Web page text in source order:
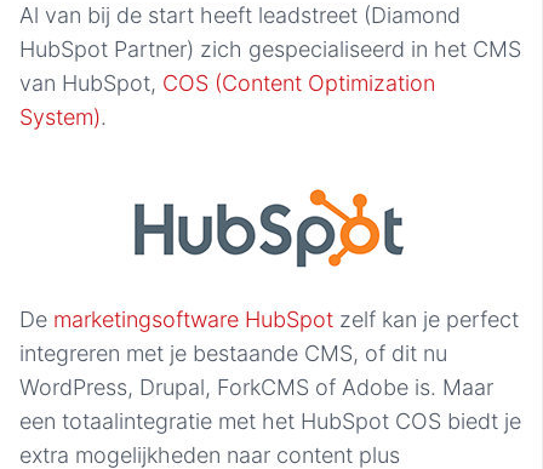
Al van bij de start heeft leadstreet (Diamond
HubSpot Partner) zich gespecialiseerd in het CMS
van HubSpot, COS (Content Optimization
System).
De marketingsoftware HubSpot zelf kan je perfect
integreren met je bestaande CMS, of dit nu
WordPress, Drupal, ForkCMS of Adobe is. Maar
een totaalintegratie met het HubSpot COS biedt je
extra mogelijkheden naar content plus